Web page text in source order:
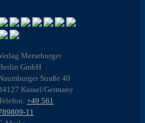
Merseburger
GmbH
Straße 40
Kassel/Germany
+49 561
11